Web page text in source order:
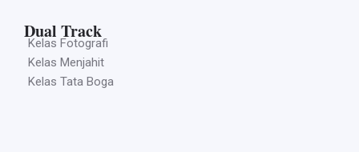
Dual Track
Kelas Fotografi
Kelas Menjahit
Kelas Tata Boga